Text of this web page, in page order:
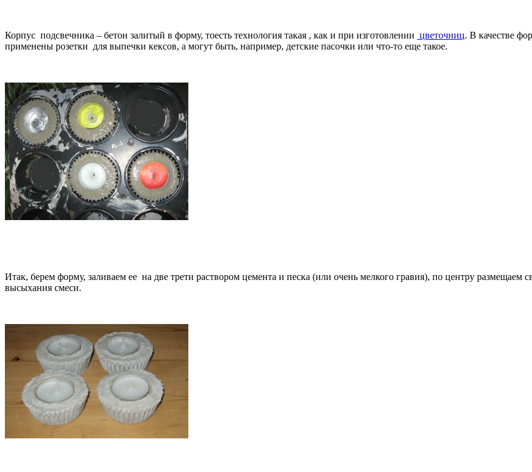
Корпус подсвечника – бетон залитый в форму, тоесть технология такая , как и при изготовлении цветочниц. В качестве
применены розетки для выпечки кексов, а могут быть, например, детские пасочки или что-то еще такое.
Итак, берем форму, заливаем ее на две трети раствором цемента и песка (или очень мелкого гравия), по центру
высыхания смеси.